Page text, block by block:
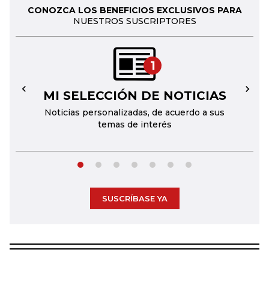
CONOZCA LOS BENEFICIOS EXCLUSIVOS PARA
NUESTROS SUSCRIPTORES
1
MI SELECCIÓN DE NOTICIAS
Noticias personalizadas, de acuerdo a sus
temas de interés
← →
SUSCRÍBASE YA